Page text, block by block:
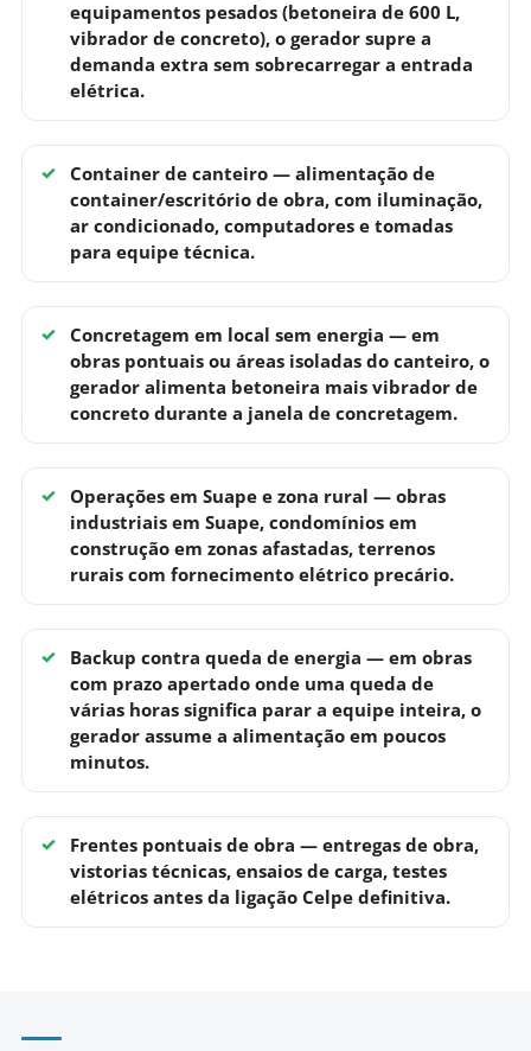
equipamentos pesados (betoneira de 600 L,
vibrador de concreto), o gerador supre a
demanda extra sem sobrecarregar a entrada
elétrica.
Container de canteiro — alimentação de
container/escritório de obra, com iluminação,
ar condicionado, computadores e tomadas
para equipe técnica.
Concretagem em local sem energia — em
obras pontuais ou áreas isoladas do canteiro, o
gerador alimenta betoneira mais vibrador de
concreto durante a janela de concretagem.
Operações em Suape e zona rural — obras
industriais em Suape, condomínios em
construção em zonas afastadas, terrenos
rurais com fornecimento elétrico precário.
Backup contra queda de energia — em obras
com prazo apertado onde uma queda de
várias horas significa parar a equipe inteira, o
gerador assume a alimentação em poucos
minutos.
Frentes pontuais de obra — entregas de obra,
vistorias técnicas, ensaios de carga, testes
elétricos antes da ligação Celpe definitiva.